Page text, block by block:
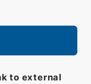
to external